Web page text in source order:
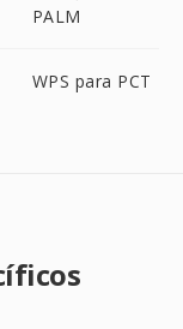
PALM
WPS para PCT